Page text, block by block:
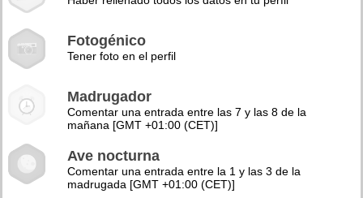
Fotogénico
Tener foto en el perfil
Madrugador
Comentar una entrada entre las 7 y las 8 de la
mañana [GMT +01:00 (CET)]
Ave nocturna
Comentar una entrada entre la 1 y las 3 de la
madrugada [GMT +01:00 (CET)]